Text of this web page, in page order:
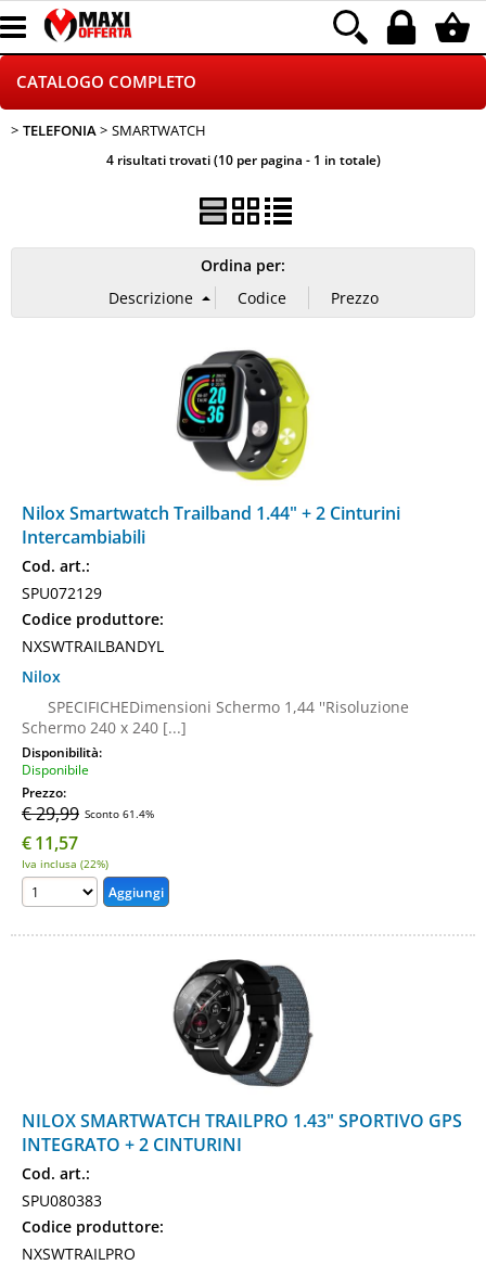
CATALOGO COMPLETO
GAMING
INFORMATICA
CANCELLERIA
HOME E VIDEOSORVEGLIANZA
TELEFONIA SMARTWATCH
4 risultati trovati (10 per pagina - 1 in totale)
Ordina per:
Nilox Smartwatch Trailband 1.44" + 2 Cinturini
Intercambiabili
Cod. art.:
SPU072129
Codice produttore:
NXSWTRAILBANDYL
Nilox
SPECIFICHEDimensioni Schermo 1,44 ''Risoluzione
Schermo 240 x 240 [...]
Disponibilità:
Disponibile
Prezzo:
€ 29,99 Sconto 61.4%
€11,57
Iva inclusa (22%)
NILOX SMARTWATCH TRAILPRO 1.43" SPORTIVO GPS
INTEGRATO + 2 CINTURINI
Cod. art.:
SPU080383
Codice produttore:
NXSWTRAILPRO